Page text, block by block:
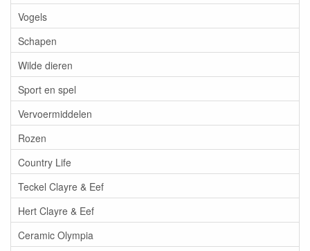
Vogels
Schapen
Wilde dieren
Sport en spel
Vervoermiddelen
Rozen
Country Life
Teckel Clayre & Eef
Hert Clayre & Eef
Ceramic Olympia